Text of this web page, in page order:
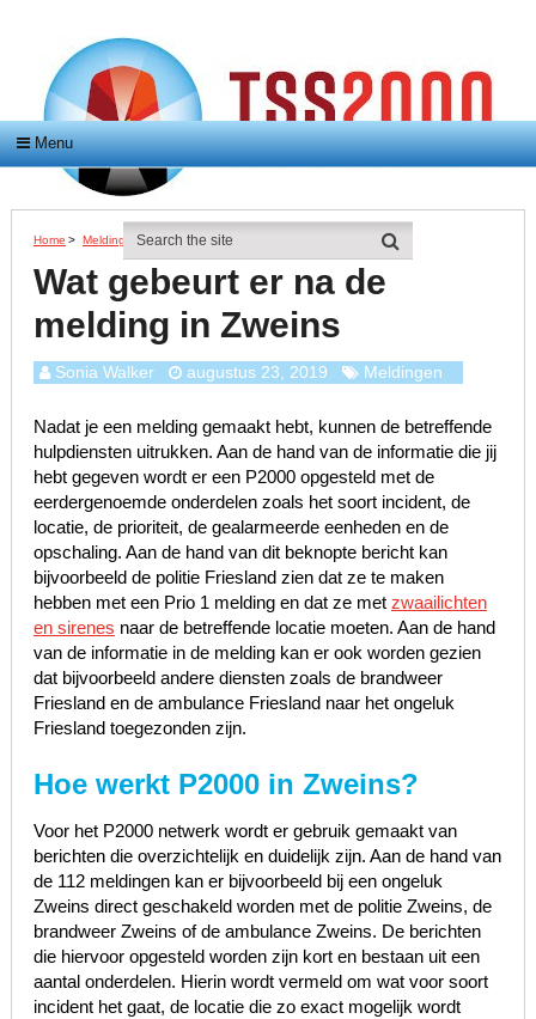
Menu
Home > Meldingen > Wat Gebeurt Er Na De Melding In Zweins
Wat gebeurt er na de
melding in Zweins
Sonia Walker augustus 23, 2019 Meldingen
Nadat je een melding gemaakt hebt, kunnen de betreffende
hulpdiensten uitrukken. Aan de hand van de informatie die jij
hebt gegeven wordt er een P2000 opgesteld met de
eerdergenoemde onderdelen zoals het soort incident, de
locatie, de prioriteit, de gealarmeerde eenheden en de
opschaling. Aan de hand van dit beknopte bericht kan
bijvoorbeeld de politie Friesland zien dat ze te maken
hebben met een Prio 1 melding en dat ze met zwaailichten
en sirenes naar de betreffende locatie moeten. Aan de hand
van de informatie in de melding kan er ook worden gezien
dat bijvoorbeeld andere diensten zoals de brandweer
Friesland en de ambulance Friesland naar het ongeluk
Friesland toegezonden zijn.
Hoe werkt P2000 in Zweins?
Voor het P2000 netwerk wordt er gebruik gemaakt van
berichten die overzichtelijk en duidelijk zijn. Aan de hand van
de 112 meldingen kan er bijvoorbeeld bij een ongeluk
Zweins direct geschakeld worden met de politie Zweins, de
brandweer Zweins of de ambulance Zweins. De berichten
die hiervoor opgesteld worden zijn kort en bestaan uit een
aantal onderdelen. Hierin wordt vermeld om wat voor soort
incident het gaat, de locatie die zo exact mogelijk wordt